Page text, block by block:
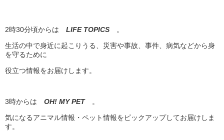
2時30分頃からは LIFE TOPICS 。
生活の中で身近に起こりうる、災害や事故、事件、病気などから身
を守るために
役立つ情報をお届けします。
3時からは OH! MY PET。
気になるアニマル情報・ペット情報をピックアップしてお届けしま
す。